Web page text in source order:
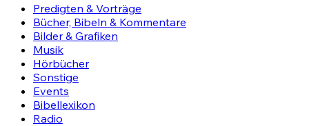
Predigten & Vorträge
Bücher, Bibeln & Kommentare
Bilder & Grafiken
Musik
Hörbücher
Sonstige
Events
Bibellexikon
Radio